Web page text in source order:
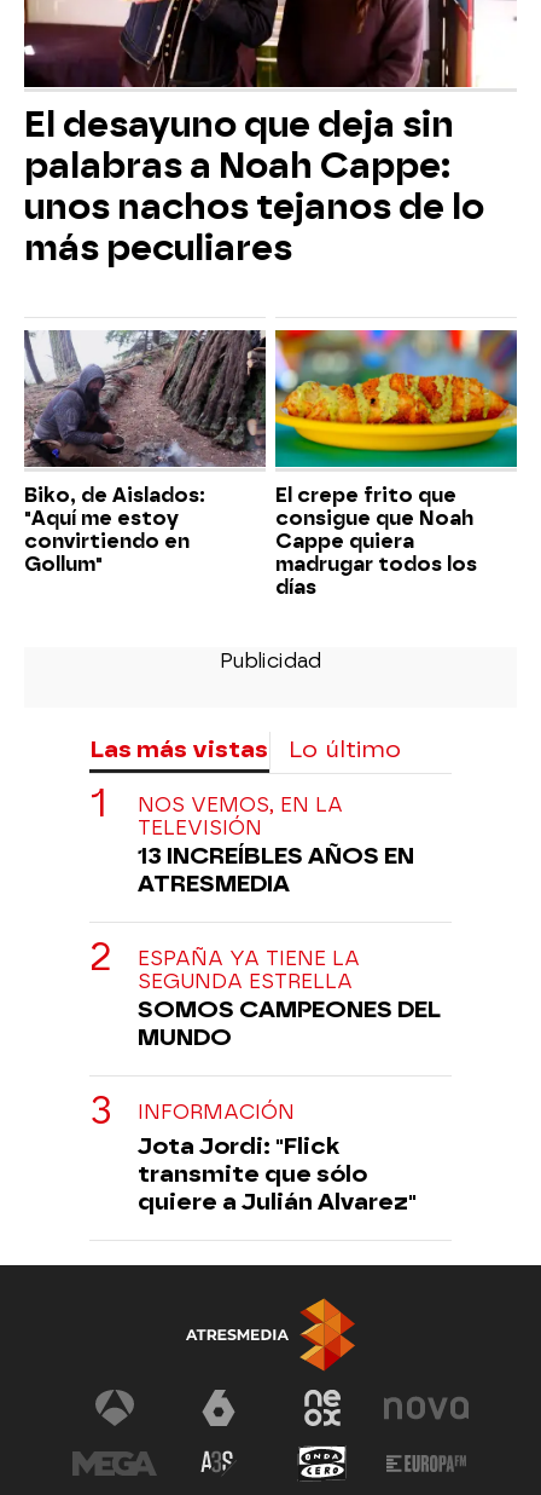
El desayuno que deja sin
palabras a Noah Cappe:
unos nachos tejanos de lo
más peculiares
Biko, de Aislados:
"Aquí me estoy
convirtiendo en
Gollum"
El crepe frito que
consigue que Noah
Cappe quiera
madrugar todos los
días
Las más vistas Lo último
NOS VEMOS, EN LA
TELEVISIÓN
13 INCREÍBLES AÑOS EN
ATRESMEDIA
ESPAÑA YA TIENE LA
SEGUNDA ESTRELLA
SOMOS CAMPEONES DEL
MUNDO
INFORMACIÓN
Jota Jordi: "Flick
transmite que sólo
quiere a Julián Alvarez"